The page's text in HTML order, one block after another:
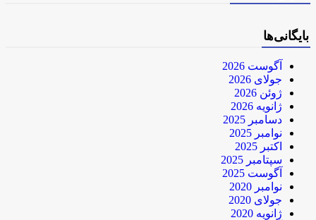
بایگانی‌ها
آگوست 2026
جولای 2026
ژوئن 2026
ژانویه 2026
دسامبر 2025
نوامبر 2025
اکتبر 2025
سپتامبر 2025
آگوست 2025
نوامبر 2020
جولای 2020
ژانویه 2020